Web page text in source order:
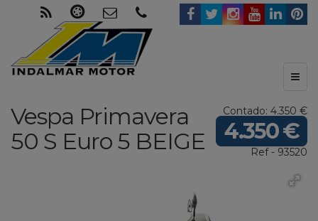
Contado: 4.350 €
4.350 €
Ref - 93520
Vespa Primavera
50 S Euro 5 BEIGE